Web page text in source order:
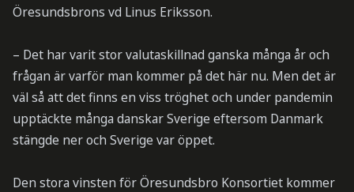
Öresundsbrons vd Linus Eriksson.
– Det har varit stor valutaskillnad ganska många år och
frågan är varför man kommer på det här nu. Men det är
väl så att det finns en viss tröghet och under pandemin
upptäckte många danskar Sverige eftersom Danmark
stängde ner och Sverige var öppet.
Den stora vinsten för Öresundsbro Konsortiet kommer